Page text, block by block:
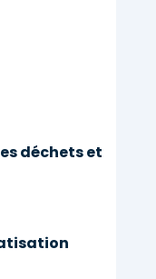
déchets et